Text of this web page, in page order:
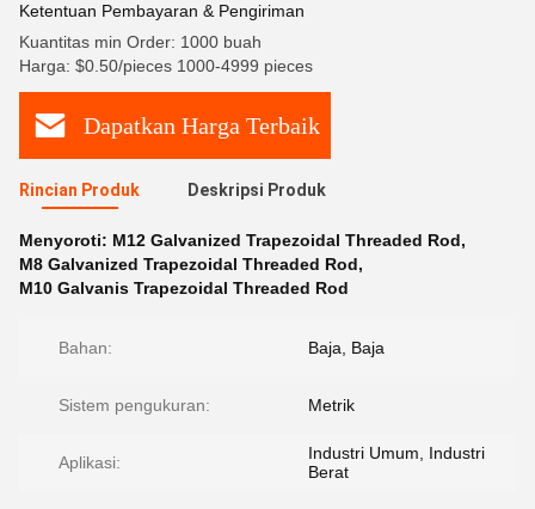
Ketentuan Pembayaran & Pengiriman
Kuantitas min Order: 1000 buah
Harga: $0.50/pieces 1000-4999 pieces
Dapatkan Harga Terbaik
Rincian Produk Deskripsi Produk
Menyoroti: M12 Galvanized Trapezoidal Threaded Rod,
M8 Galvanized Trapezoidal Threaded Rod,
M10 Galvanis Trapezoidal Threaded Rod
Bahan: Baja, Baja
Sistem pengukuran: Metrik
Aplikasi:
Industri Umum, Industri
Berat